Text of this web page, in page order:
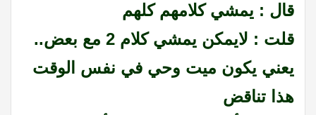
قال : يمشي كلامهم كلهم
قلت : لايمكن يمشي كلام 2 مع بعض..
يعني يكون ميت وحي في نفس الوقت
هذا تناقض